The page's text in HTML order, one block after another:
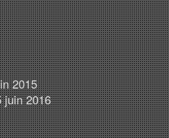
2015
juin 2016